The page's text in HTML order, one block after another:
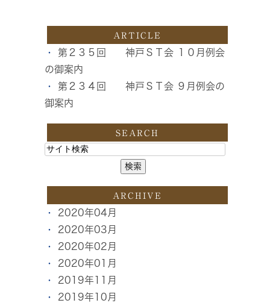
ARTICLE
第２３５回 神戸ＳＴ会 １０月例会
の御案内
第２３４回 神戸ＳＴ会 ９月例会の
御案内
SEARCH
ARCHIVE
2020年04月
2020年03月
2020年02月
2020年01月
2019年11月
2019年10月